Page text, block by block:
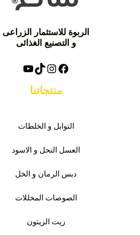
الربوة للاستثمار الزراعى
و التصنيع الغذائى
فيسبوك
انستغرام
تيك توكيوتيوب
منتجاتنا
التوابل و الخلطات
العسل النحل و الاسود
دبس الرمان و الخل
الصوصات المخللات
زيت الزيتون